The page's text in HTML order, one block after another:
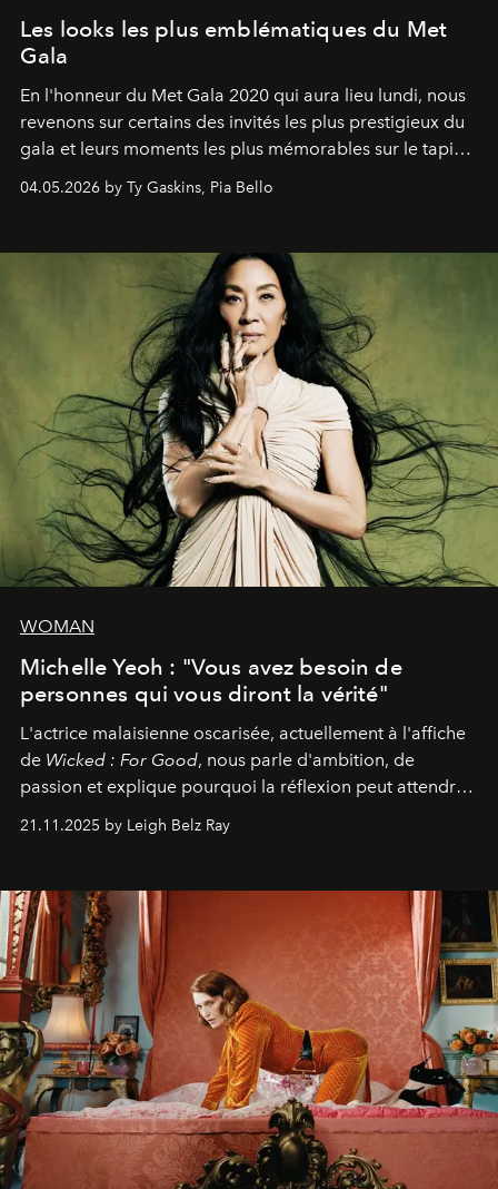
Les looks les plus emblématiques du Met
Gala
En l'honneur du Met Gala 2020 qui aura lieu lundi, nous
revenons sur certains des invités les plus prestigieux du
gala et leurs moments les plus mémorables sur le tapis
04.05.2026 by Ty Gaskins, Pia Bello
WOMAN
Michelle Yeoh : "Vous avez besoin de
personnes qui vous diront la vérité"
L'actrice malaisienne oscarisée, actuellement à l'affiche
de Wicked : For Good, nous parle d'ambition, de
passion et explique pourquoi la réflexion peut attendre.
personnage qui dit : 'C'est mon désir, mon ambition, ma
21.11.2025 by Leigh Belz Ray